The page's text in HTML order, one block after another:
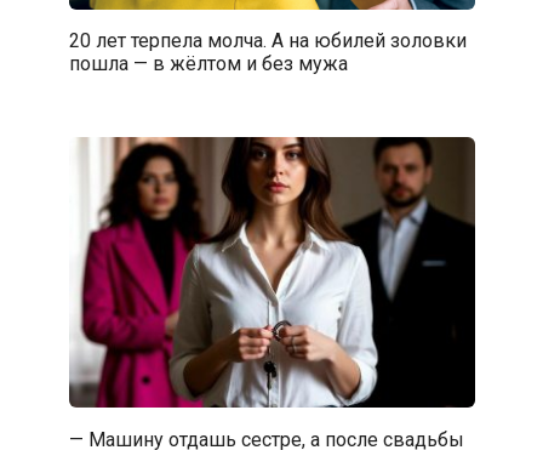
20 лет терпела молча. А на юбилей золовки
пошла — в жёлтом и без мужа
— Машину отдашь сестре, а после свадьбы